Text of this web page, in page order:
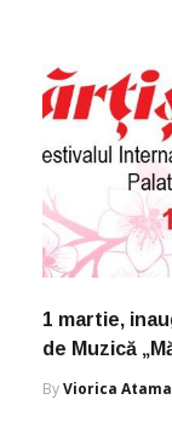
1 martie,
de Muzică
ByViorica